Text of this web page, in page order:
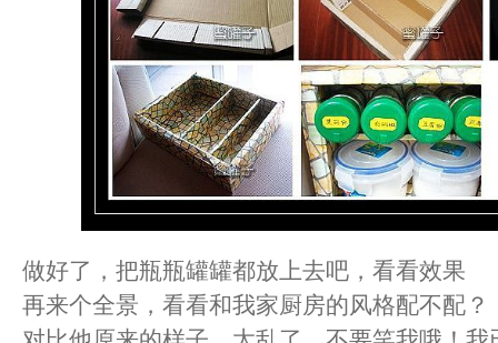
做好了，把瓶瓶罐罐都放上去吧，看看效果
再来个全景，看看和我家厨房的风格配不配？